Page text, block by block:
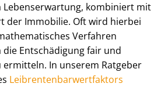
kombiniert mit
der Immobilie. Oft wird hierbei
Verfahren
Entschädigung fair und
ermitteln. In unserem Ratgeber
Leib­ren­ten­bar­wert­fak­tors